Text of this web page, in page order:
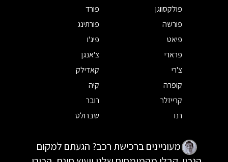
פולקסווגן
פורד
פורשה
פורתינג
פיאט
פיג'ו
פרארי
צ'אנגן
צ'רי
קאדילק
קופרה
קיה
קרייזלר
רובר
רנו
שברולט
מעוניינים ברכישת רכב? הגעתם למקום